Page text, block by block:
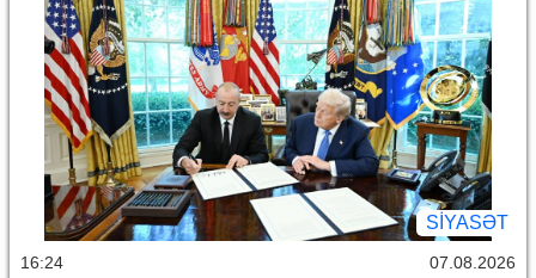
SİYASƏT
16:24 07.08.2026